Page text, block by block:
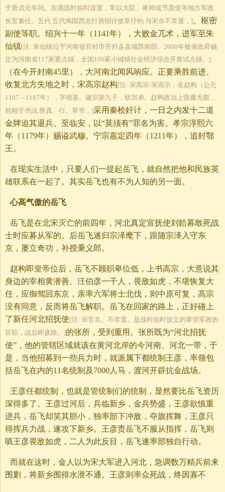
于唐贞元年间。后遇战时临时设置，常以大臣、将帅或节度使等地方军政
长官兼任。五代 五代闽国西北行营招讨使章仔钧 与宋亦不常置，] 、枢密
副使等职。绍兴十一年（1141年），大败金兀术，进军至朱
仙镇[注: 朱仙镇位于河南省开封市开封县县城西南部。2000年被省政府确
定为河南省117家重点镇，全国100家小城镇社会经济综合开发试点镇。]
（在今开封南45里），大河南北闻风响应。正要乘胜前进、
收复北方失地之时，宋高宗赵构[注: 宋高宗-宋高宗，名赵构（公元
1107－1187年），字德基。徽宗第九子，钦宗弟。赵构政治上昏庸无能，
然精于书法,善真、行、草书，]采用秦桧奸计，一日之内发十二道
金牌迫其退兵。至临安，以“莫须有”罪名为害。孝宗淳熙六
年（1179年）赐谥武穆。宁宗嘉定四年（1211年），追封鄂
王。
在现实生活中，只要人们一提起岳飞，就自然把他和民族英
雄联系在一起了。其实岳飞也有不为人知的另一面。
心高气傲的岳飞
岳飞是在北宋灭亡的前四年，河北真定宣抚使刘韐募敢死战
士时应募从军的。后岳飞遂归宗泽麾下，跟随宗泽入守东
京，屡立奇功，补授秉义郎。
赵构即皇帝位后，岳飞不顾职卑位低，上书高宗，大意说其
身边的宰相黄潜善、汪伯彦一干人，畏敌如虎，不堪恢复大
任，应御驾回东京，亲率六军将士北伐，则中原可复，高宗
没有同意，反而将岳飞解职。岳飞在回家的路上，正好碰上
了新任河北招抚使[注: 宋官名。不常置。是战时临时设立的掌管军政的
官职，战后即废除。]的张所，受到重用。张所既为“河北招抚
使”，他的管辖区域就该在黄河北岸的今河南、河北一带，于
是，当他招募到一些兵力时，就派属下都统制王彦，率领包
括岳飞在内的11名统制及7000人马，渡河开辟抗金战场。
王彦任都统制，也就是管统制们的统制，显然要比岳飞资历
深得多了。王彦过河后，兵临新乡，金兵势盛，王彦欲慎重
进兵，岳飞却笑其胆小，独率部下冲敌，夺旗挥舞，王彦只
得挥兵力战，遂攻下新乡。王彦责岳飞不服从指挥，岳飞则
嗔王彦畏敌如虎，二人为此反目，岳飞遂率部独自行动。
而就在这时，金人以为宋大军进入河北，急调数万精兵前来
围剿，将新乡围得水泄不通。王彦则率众死战，终因寡不